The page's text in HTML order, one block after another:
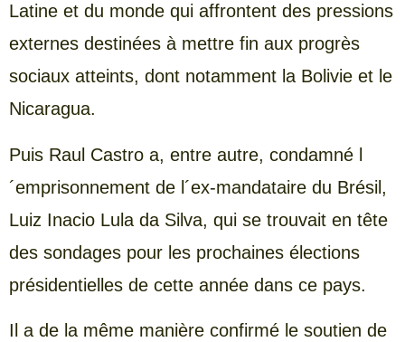
Latine et du monde qui affrontent des pressions
externes destinées à mettre fin aux progrès
sociaux atteints, dont notamment la Bolivie et le
Nicaragua.
Puis Raul Castro a, entre autre, condamné l
´emprisonnement de l´ex-mandataire du Brésil,
Luiz Inacio Lula da Silva, qui se trouvait en tête
des sondages pour les prochaines élections
présidentielles de cette année dans ce pays.
Il a de la même manière confirmé le soutien de